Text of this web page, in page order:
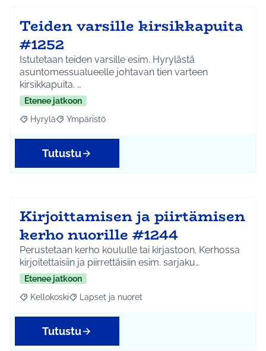
Teiden varsille kirsikkapuita
#1252
Istutetaan teiden varsille esim. Hyrylästä
asuntomessualueelle johtavan tien varteen
kirsikkapuita. …
Etenee jatkoon
Rajaa tulokset aihepiirin mukaan: Hyrylä
Hyrylä Rajaa tulokset teeman mukaan: Ympäristö
Ympäristö
Tutustu
Kirjoittamisen ja piirtämisen
kerho nuorille #1244
Perustetaan kerho koululle tai kirjastoon. Kerhossa
kirjoitettaisiin ja piirrettäisiin esim. sarjaku…
Etenee jatkoon
Rajaa tulokset aihepiirin mukaan: Kellokoski
Kellokoski Rajaa tulokset teeman mukaan: Lapset ja nuoret
Lapset ja nuoret
Tutustu